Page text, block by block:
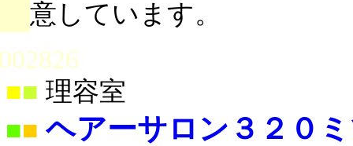
意しています。
■ 理容室
■■ ヘアーサロン３２０